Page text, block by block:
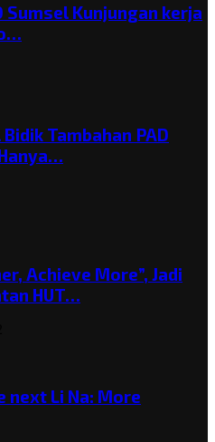
Sumsel Kunjungan kerja
Tambahan PAD
Achieve More”, Jadi
HUT…
next Li Na: More